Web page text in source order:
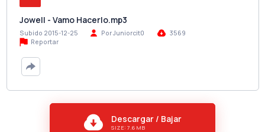
Jowell - Vamo Hacerlo.mp3
Subido 2015-12-25 Por Juniorcit0
3569
Reportar
Descargar / Bajar
SIZE: 7.6 MB